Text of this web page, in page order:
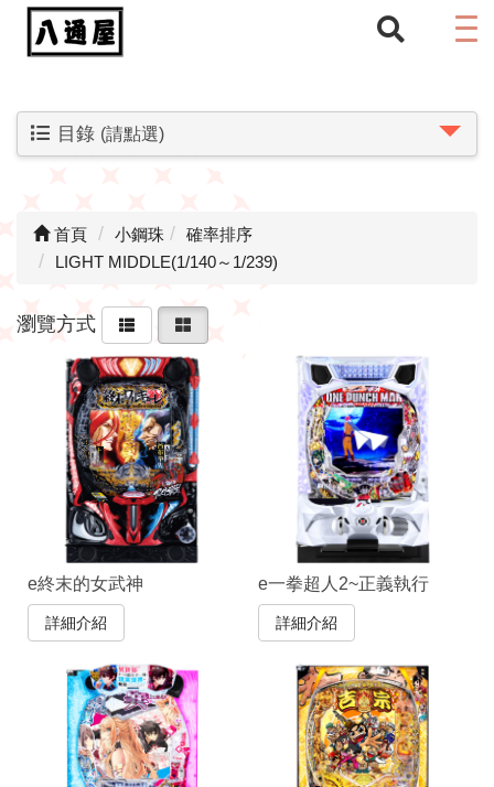
目錄 (請點選)
首頁 小鋼珠
確率排序
LIGHT MIDDLE(1/140～1/239)
瀏覽方式
e終末的女武神
詳細介紹
e一拳超人2~正義執行
詳細介紹